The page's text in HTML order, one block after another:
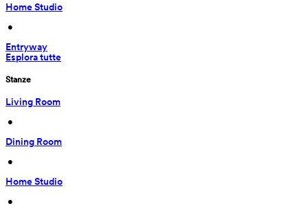
Home Studio
•
Entryway
Esplora tutte
Stanze
Living Room
•
Dining Room
•
Home Studio
•